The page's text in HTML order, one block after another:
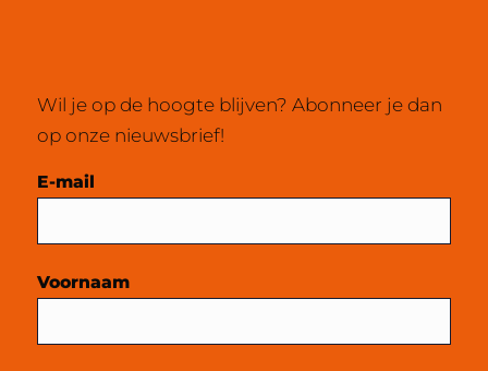
Wil je op de hoogte blijven? Abonneer je dan
op onze nieuwsbrief!
Mailchimp
E-mail
Voornaam